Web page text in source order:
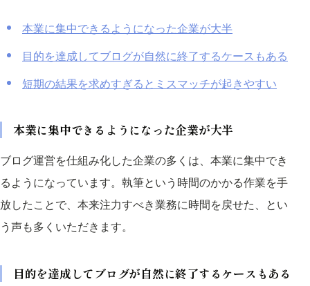
本業に集中できるようになった企業が大半
目的を達成してブログが自然に終了するケースもある
短期の結果を求めすぎるとミスマッチが起きやすい
本業に集中できるようになった企業が大半
ブログ運営を仕組み化した企業の多くは、本業に集中でき
るようになっています。執筆という時間のかかる作業を手
放したことで、本来注力すべき業務に時間を戻せた、とい
う声も多くいただきます。
目的を達成してブログが自然に終了するケースもある